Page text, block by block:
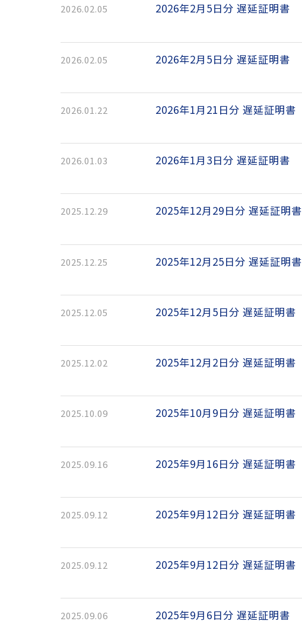
2026.02.05 2026年2月5日分 遅延証明書
2026.02.05 2026年2月5日分 遅延証明書
2026.01.22 2026年1月21日分 遅延証明書
2026.01.03 2026年1月3日分 遅延証明書
2025.12.29 2025年12月29日分 遅延証明書
2025.12.25 2025年12月25日分 遅延証明書
2025.12.05 2025年12月5日分 遅延証明書
2025.12.02 2025年12月2日分 遅延証明書
2025.10.09 2025年10月9日分 遅延証明書
2025.09.16 2025年9月16日分 遅延証明書
2025.09.12 2025年9月12日分 遅延証明書
2025.09.12 2025年9月12日分 遅延証明書
2025.09.06 2025年9月6日分 遅延証明書